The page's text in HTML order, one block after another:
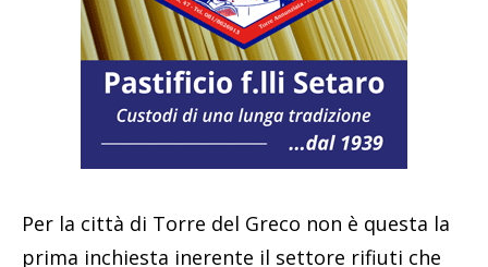
Per la città di Torre del Greco non è questa la
prima inchiesta inerente il settore rifiuti che